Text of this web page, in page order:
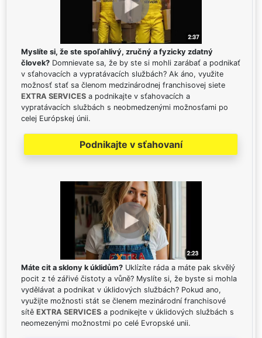
Myslíte si, že ste spoľahlivý, zručný a fyzicky zdatný
človek? Domnievate sa, že by ste si mohli zarábať a podnikať
v sťahovacích a vypratávacích službách? Ak áno, využite
možnosť stať sa členom medzinárodnej franchisovej siete
EXTRA SERVICES a podnikajte v sťahovacích a
vypratávacích službách s neobmedzenými možnosťami po
celej Európskej únii.
Podnikajte v sťahovaní
Máte cit a sklony k úklidům? Uklízíte ráda a máte pak skvělý
pocit z té zářivé čistoty a vůně? Myslíte si, že byste si mohla
vydělávat a podnikat v úklidových službách? Pokud ano,
využijte možnosti stát se členem mezinárodní franchisové
sítě EXTRA SERVICES a podnikejte v úklidových službách s
neomezenými možnostmi po celé Evropské unii.